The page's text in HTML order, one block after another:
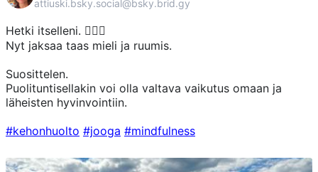
attiuski.bsky.social@bsky.brid.gy
Hetki itselleni. 🧘🏼‍♀️
Nyt jaksaa taas mieli ja ruumis.
Suosittelen.
Puolituntisellakin voi olla valtava vaikutus omaan ja
läheisten hyvinvointiin.
#kehonhuolto #jooga #mindfulness